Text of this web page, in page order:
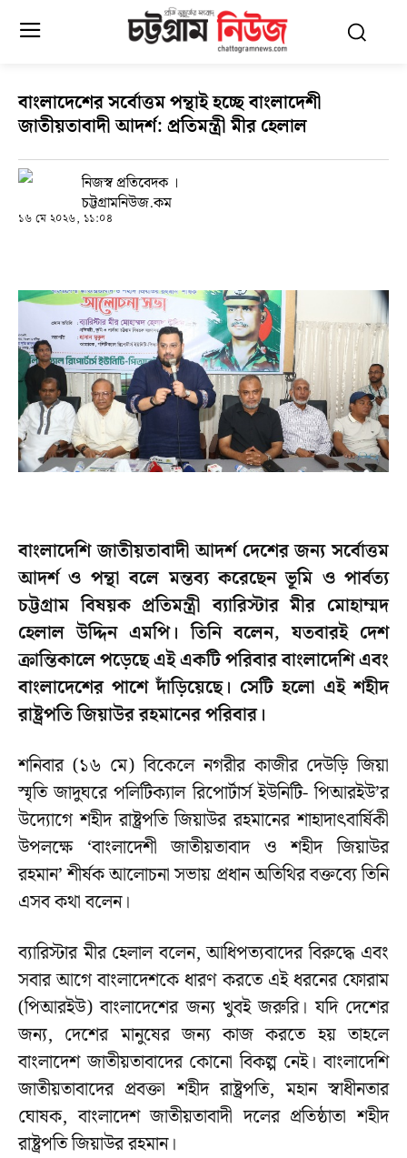
বাংলাদেশের সর্বোত্তম পন্থাই হচ্ছে বাংলাদেশী
জাতীয়তাবাদী আদর্শ: প্রতিমন্ত্রী মীর হেলাল
নিজস্ব প্রতিবেদক ।
চট্টগ্রামনিউজ.কম
১৬ মে ২০২৬, ১১:০৪
বাংলাদেশি জাতীয়তাবাদী আদর্শ দেশের জন্য সর্বোত্তম
আদর্শ ও পন্থা বলে মন্তব্য করেছেন ভূমি ও পার্বত্য
চট্টগ্রাম বিষয়ক প্রতিমন্ত্রী ব্যারিস্টার মীর মোহাম্মদ
হেলাল উদ্দিন এমপি। তিনি বলেন, যতবারই দেশ
ক্রান্তিকালে পড়েছে এই একটি পরিবার বাংলাদেশি এবং
বাংলাদেশের পাশে দাঁড়িয়েছে। সেটি হলো এই শহীদ
রাষ্ট্রপতি জিয়াউর রহমানের পরিবার।
শনিবার (১৬ মে) বিকেলে নগরীর কাজীর দেউড়ি জিয়া
স্মৃতি জাদুঘরে পলিটিক্যাল রিপোর্টার্স ইউনিটি- পিআরইউ’র
উদ্যোগে শহীদ রাষ্ট্রপতি জিয়াউর রহমানের শাহাদাৎবার্ষিকী
উপলক্ষে ‘বাংলাদেশী জাতীয়তাবাদ ও শহীদ জিয়াউর
রহমান’ শীর্ষক আলোচনা সভায় প্রধান অতিথির বক্তব্যে তিনি
এসব কথা বলেন।
ব্যারিস্টার মীর হেলাল বলেন, আধিপত্যবাদের বিরুদ্ধে এবং
সবার আগে বাংলাদেশকে ধারণ করতে এই ধরনের ফোরাম
(পিআরইউ) বাংলাদেশের জন্য খুবই জরুরি। যদি দেশের
জন্য, দেশের মানুষের জন্য কাজ করতে হয় তাহলে
বাংলাদেশ জাতীয়তাবাদের কোনো বিকল্প নেই। বাংলাদেশি
জাতীয়তাবাদের প্রবক্তা শহীদ রাষ্ট্রপতি, মহান স্বাধীনতার
ঘোষক, বাংলাদেশ জাতীয়তাবাদী দলের প্রতিষ্ঠাতা শহীদ
রাষ্ট্রপতি জিয়াউর রহমান।